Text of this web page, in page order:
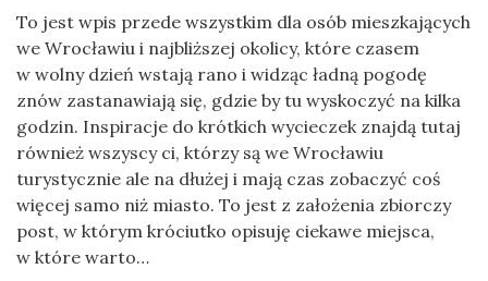
To jest wpis przede wszystkim dla osób mieszkających
we Wrocławiu i najbliższej okolicy, które czasem
w wolny dzień wstają rano i widząc ładną pogodę
znów zastanawiają się, gdzie by tu wyskoczyć na kilka
godzin. Inspiracje do krótkich wycieczek znajdą tutaj
również wszyscy ci, którzy są we Wrocławiu
turystycznie ale na dłużej i mają czas zobaczyć coś
więcej samo niż miasto. To jest z założenia zbiorczy
post, w którym króciutko opisuję ciekawe miejsca,
w które warto…